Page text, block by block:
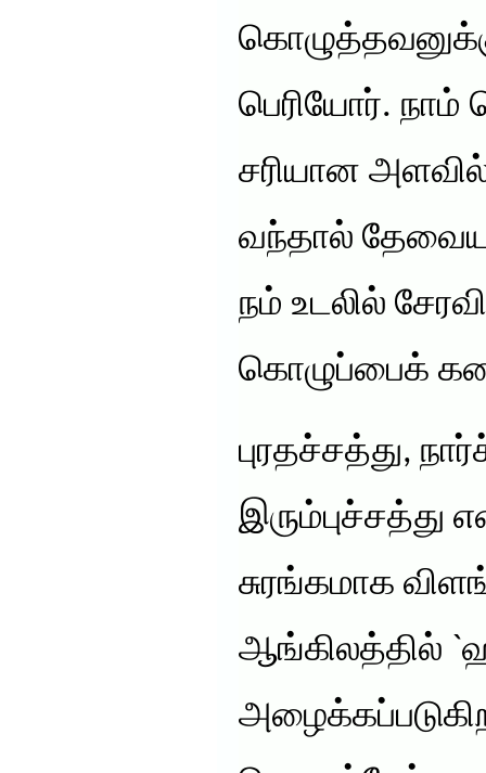
பெரியோர்.
சரியான
வந்தால்
நம் உடலில்
கொழுப்பைக்
புரதச்சத்து,
இரும்புச்சத்து
சுரங்கமாக
ஆங்கிலத்தில்